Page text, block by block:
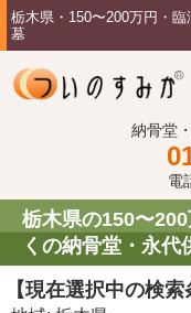
栃木県・150〜200万円・
墓
納骨堂
電
栃木県の150〜
くの納骨堂・永代
【現在選択中の検索